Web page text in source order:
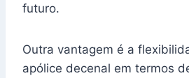
futuro.
Outra vantagem é a
apólice decenal em termos